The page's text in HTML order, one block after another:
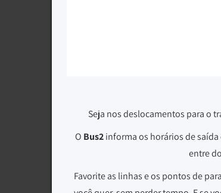
Seja nos deslocamentos para o
O Bus2informa os horários de saída
entre
Favorite as linhas e os pontos de